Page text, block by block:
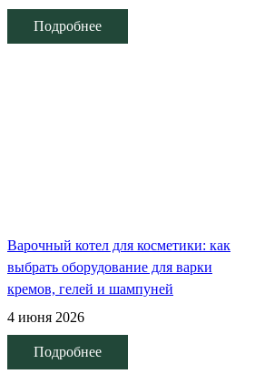
Подробнее
Варочный котел для косметики: как
выбрать оборудование для варки
кремов, гелей и шампуней
4 июня 2026
Подробнее